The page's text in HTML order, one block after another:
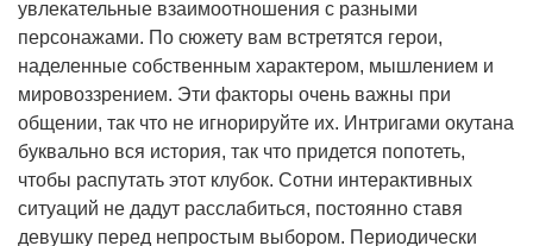
увлекательные взаимоотношения с разными
персонажами. По сюжету вам встретятся герои,
наделенные собственным характером, мышлением и
мировоззрением. Эти факторы очень важны при
общении, так что не игнорируйте их. Интригами окутана
буквально вся история, так что придется попотеть,
чтобы распутать этот клубок. Сотни интерактивных
ситуаций не дадут расслабиться, постоянно ставя
девушку перед непростым выбором. Периодически